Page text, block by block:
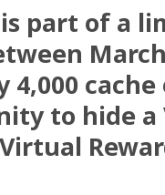
part of a
4,000
to hide a